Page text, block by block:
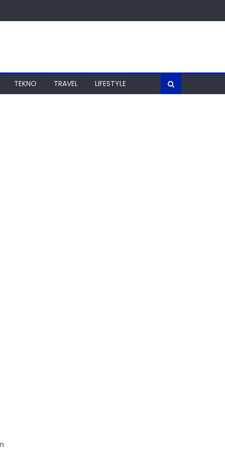
TEKNO TRAVEL LIFESTYLE